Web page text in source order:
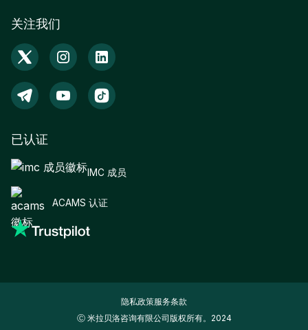
关注我们
已认证
IMC 成员
ACAMS 认证
隐私政策服务条款
Ⓒ 米拉贝洛咨询有限公司版权所有。2024